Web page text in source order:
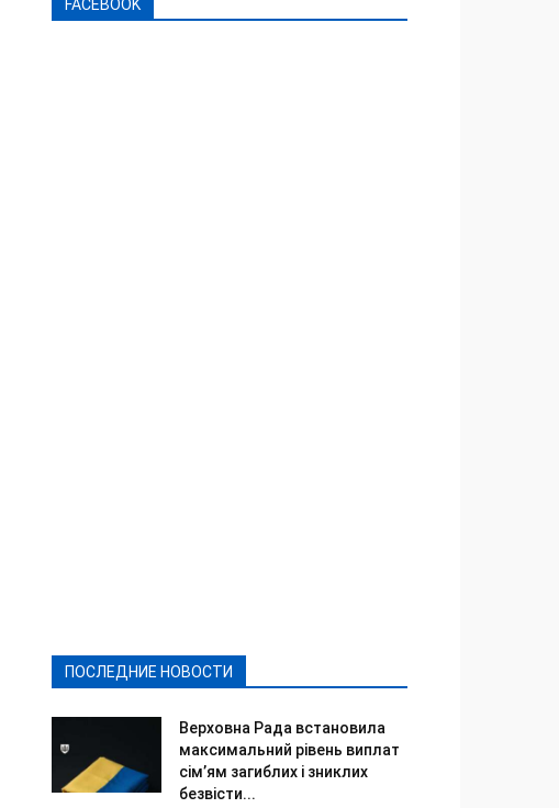
FACEBOOK
ПОСЛЕДНИЕ НОВОСТИ
Верховна Рада встановила
максимальний рівень виплат
сім’ям загиблих і зниклих
безвісти...